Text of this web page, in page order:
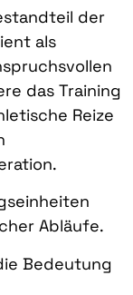
der
als
das Training
Reize
Abläufe.
Bedeutung